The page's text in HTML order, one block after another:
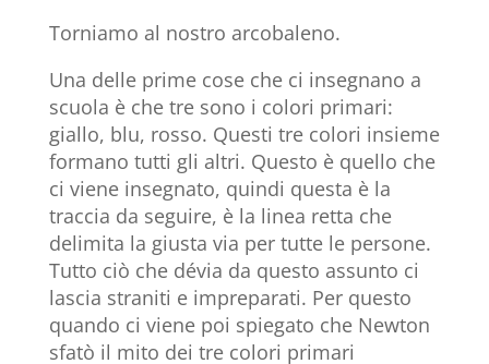
Torniamo al nostro arcobaleno.
Una delle prime cose che ci insegnano a
scuola è che tre sono i colori primari:
giallo, blu, rosso. Questi tre colori insieme
formano tutti gli altri. Questo è quello che
ci viene insegnato, quindi questa è la
traccia da seguire, è la linea retta che
delimita la giusta via per tutte le persone.
Tutto ciò che dévia da questo assunto ci
lascia straniti e impreparati. Per questo
quando ci viene poi spiegato che Newton
sfatò il mito dei tre colori primari